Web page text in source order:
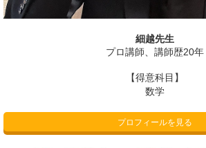
細越先生
プロ講師、講師歴20年
【得意科目】
数学
プロフィールを見る